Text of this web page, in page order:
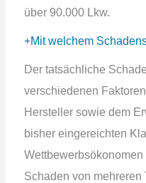
über 90.000 Lkw.
Mit welchem
Der tatsächliche
verschiedenen
Hersteller sowie dem
bisher eingereichten
Schaden von mehreren